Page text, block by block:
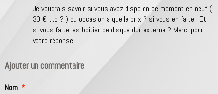
Je voudrais savoir si vous avez dispo en ce moment en neuf (
30 € ttc ? ) ou occasion a quelle prix ? si vous en faite . Et
si vous faite les boitier de disque dur externe ? Merci pour
votre réponse.
Ajouter un commentaire
Nom